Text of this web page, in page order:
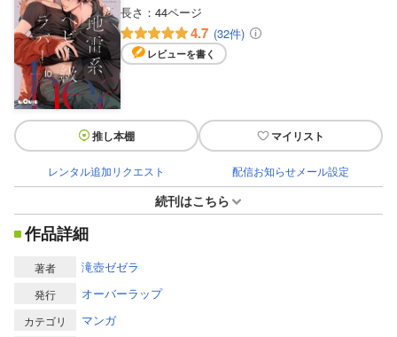
長さ： 44ページ
4.7 (32件)
レビューを書く
推し本棚 マイリスト
レンタル追加リクエスト 配信お知らせメール設定
続刊はこちら
作品詳細
著者 滝壺ゼゼラ
発行 オーバーラップ
カテゴリ マンガ